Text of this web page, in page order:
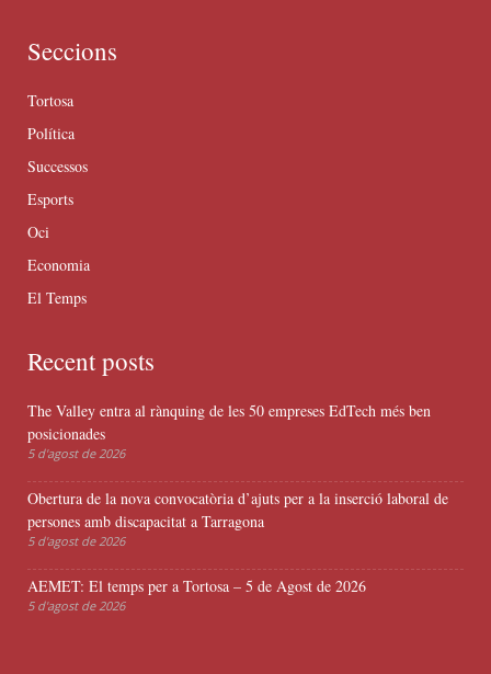
Seccions
Tortosa
Política
Successos
Esports
Oci
Economia
El Temps
Recent posts
The Valley entra al rànquing de les 50 empreses EdTech més ben
posicionades
5 d'agost de 2026
Obertura de la nova convocatòria d’ajuts per a la inserció laboral de
persones amb discapacitat a Tarragona
5 d'agost de 2026
AEMET: El temps per a Tortosa – 5 de Agost de 2026
5 d'agost de 2026